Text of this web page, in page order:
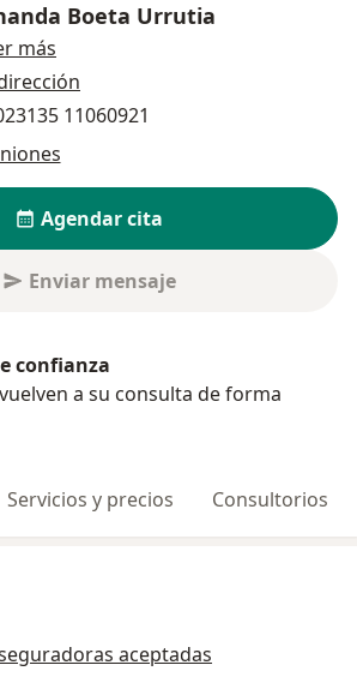
Boeta Urrutia
más
11060921
Agendar cita
Enviar mensaje
confianza
a su consulta de forma
Servicios y precios Consultorios
aceptadas